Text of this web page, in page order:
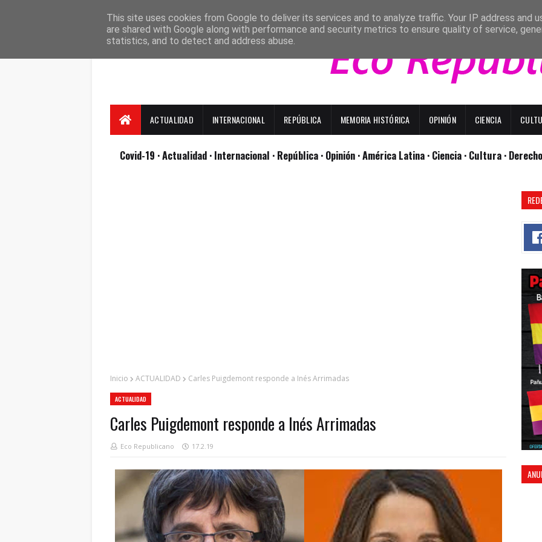
ACTUALIDAD INTERNACIONAL REPÚBLICA MEMORIA HISTÓRICA OPINIÓN CIENCIA
Covid-19 · Actualidad · Internacional · República · Opinión · América Latina · Ciencia · Cultura ·
Inicio ACTUALIDAD Carles Puigdemont responde a Inés Arrimadas
ACTUALIDAD
Carles Puigdemont responde a Inés Arrimadas
Eco Republicano 17.2.19
This site uses cookies from Google to deliver its services and to analyze traffic. Your IP address and
are shared with Google along with performance and security metrics to ensure quality of service,
statistics, and to detect and address abuse.